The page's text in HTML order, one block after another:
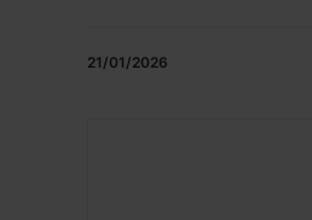
21/01/2026